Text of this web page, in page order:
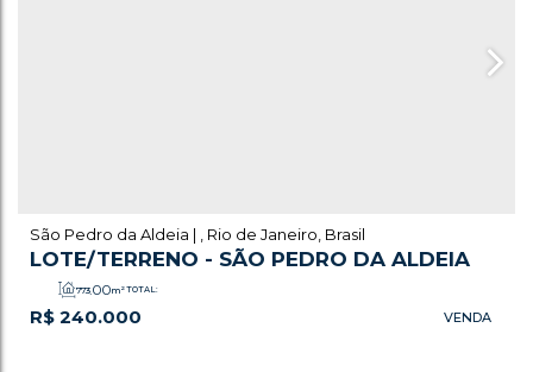
LOTE/TERRENO - SÃO PEDRO DA ALDEIA
R$ 240.000
São Pedro da Aldeia Rio de Janeiro Brasil
TOTAL:
773.00m²